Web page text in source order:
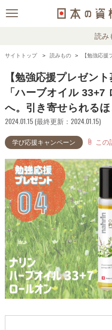
読み
サイトトップ 読みもの 【勉強応援プレゼント募
【勉強応援プレゼン
「ハーブオイル
へ。引き寄せられるほ
2024.01.15 (最終更新：2024.01.15)
学び応援キャンペーン attach_file この